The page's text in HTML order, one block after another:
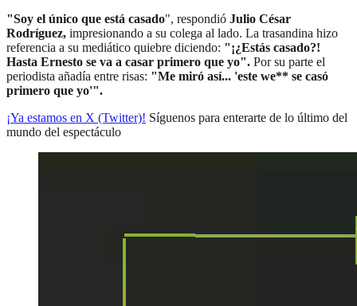
"Soy el único que está casado", respondió Julio César
Rodríguez, impresionando a su colega al lado. La trasandina hizo
referencia a su mediático quiebre diciendo: "¡¿Estás casado?!
Hasta Ernesto se va a casar primero que yo". Por su parte el
periodista añadía entre risas: "Me miró así... 'este we** se casó
primero que yo'".
¡Ya estamos en X (Twitter)! Síguenos para enterarte de lo último del
mundo del espectáculo